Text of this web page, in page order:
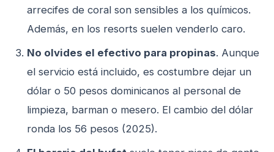
arrecifes de coral son sensibles a los químicos.
Además, en los resorts suelen venderlo caro.
No olvides el efectivo para propinas. Aunque
el servicio está incluido, es costumbre dejar un
dólar o 50 pesos dominicanos al personal de
limpieza, barman o mesero. El cambio del dólar
ronda los 56 pesos (2025).